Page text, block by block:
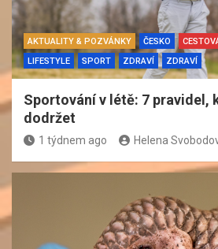
AKTUALITY & POZVÁNKY ČESKO
LIFESTYLE
SPORT ZDRAVÍ ZDRAVÍ
Sportování v létě: 7 pravidel,
dodržet
1 týdnem ago Helena